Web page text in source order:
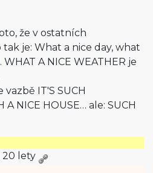
že v ostatních
je: What a nice day, what
A NICE WEATHER je
IT'S SUCH
A NICE HOUSE… ale: SUCH
20 lety